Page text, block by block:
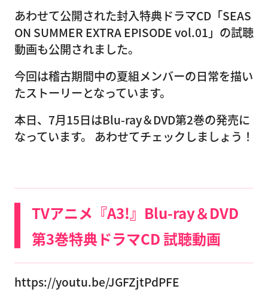
あわせて公開された封入特典ドラマCD「SEAS
ON SUMMER EXTRA EPISODE vol.01」の試聴
動画も公開されました。
今回は稽古期間中の夏組メンバーの日常を描い
たストーリーとなっています。
本日、7月15日はBlu-ray＆DVD第2巻の発売に
なっています。 あわせてチェックしましょう！
TVアニメ『A3!』Blu-ray＆DVD
第3巻特典ドラマCD 試聴動画
https://youtu.be/JGFZjtPdPFE